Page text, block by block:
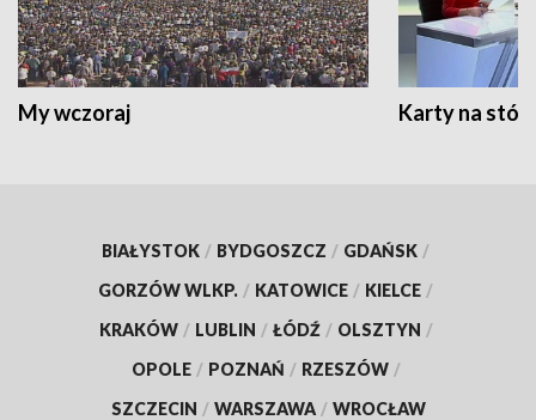
My wczoraj Karty na
BIAŁYSTOK / BYDGOSZCZ / GDAŃSK /
GORZÓW WLKP. / KATOWICE / KIELCE /
KRAKÓW / LUBLIN / ŁÓDŹ / OLSZTYN /
OPOLE / POZNAŃ / RZESZÓW /
SZCZECIN / WARSZAWA / WROCŁAW